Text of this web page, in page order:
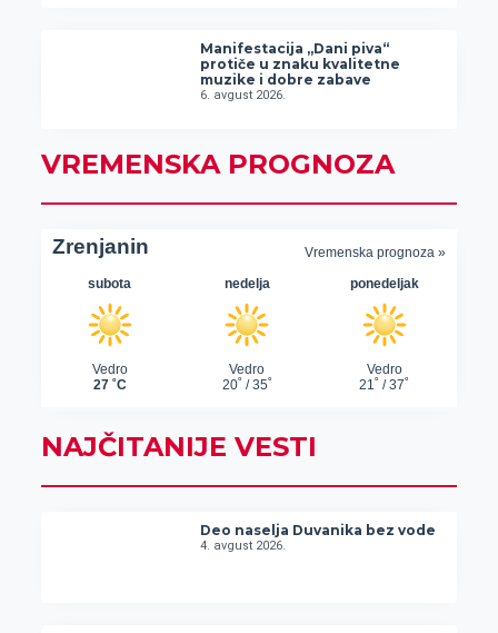
Manifestacija „Dani piva“
protiče u znaku kvalitetne
muzike i dobre zabave
6. avgust 2026.
VREMENSKA PROGNOZA
NAJČITANIJE VESTI
Deo naselja Duvanika bez vode
4. avgust 2026.